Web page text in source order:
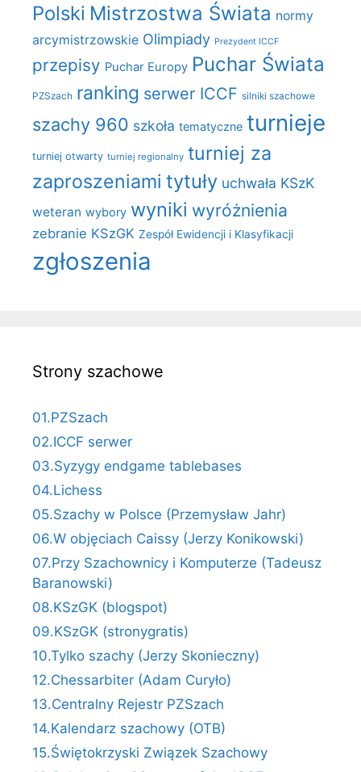
Polski Mistrzostwa Świata normy
arcymistrzowskie Olimpiady Prezydent ICCF
przepisy Puchar Europy Puchar Świata
PZSzach ranking serwer ICCF silniki szachowe
szachy 960 szkoła tematyczne turnieje
turniej otwarty turniej regionalny turniej za
zaproszeniami tytuły uchwała KSzK
weteran wybory wyniki wyróżnienia
zebranie KSzGK Zespół Ewidencji i Klasyfikacji
zgłoszenia
Strony szachowe
01.PZSzach
02.ICCF serwer
03.Syzygy endgame tablebases
04.Lichess
05.Szachy w Polsce (Przemysław Jahr)
06.W objęciach Caissy (Jerzy Konikowski)
07.Przy Szachownicy i Komputerze (Tadeusz
Baranowski)
08.KSzGK (blogspot)
09.KSzGK (stronygratis)
10.Tylko szachy (Jerzy Skonieczny)
12.Chessarbiter (Adam Curyło)
13.Centralny Rejestr PZSzach
14.Kalendarz szachowy (OTB)
15.Świętokrzyski Związek Szachowy